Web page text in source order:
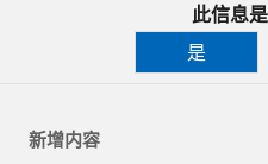
此信息
是
新增内容